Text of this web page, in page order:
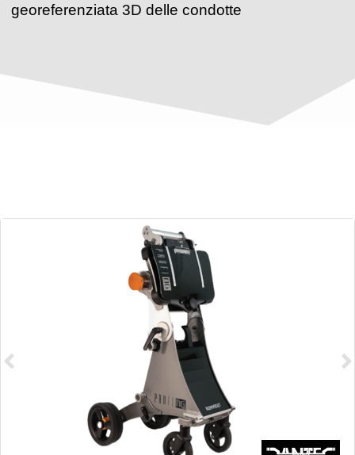
georeferenziata 3D delle condotte